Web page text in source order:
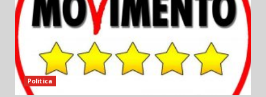
Politica